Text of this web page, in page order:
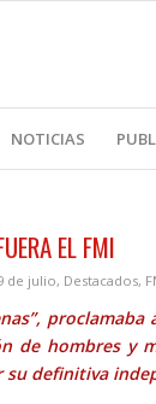
NOTICIAS
EL FMI
de julio, Destacados,
de hombres y
su definitiva